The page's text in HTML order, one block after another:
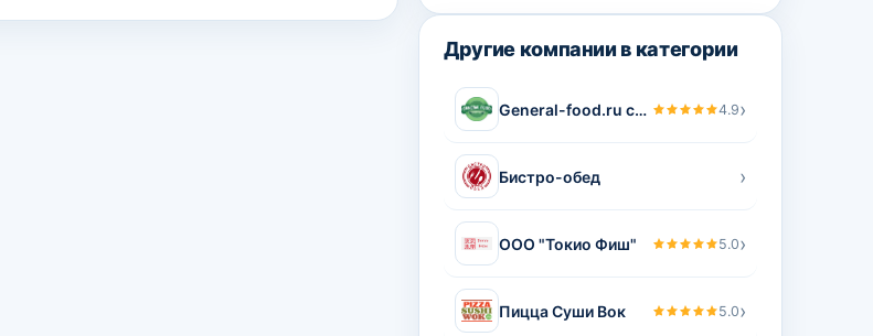
Другие компании в категории
General-food.ru сервис по доставке сбалансированного питания в Москве 4.9›
Бистро-обед ›
ООО "Токио Фиш" 5.0›
Пицца Суши Вок 5.0›